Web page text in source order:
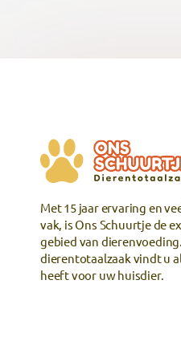
Met 15 jaar ervaring en
vak, is Ons Schuurtje de
gebied van
dierentotaalzaak vindt u
heeft voor uw huisdier.